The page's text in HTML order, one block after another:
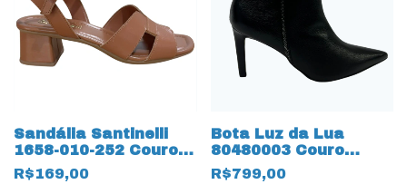
Sandália Santinelli
1658-010-252 Couro
Natural
R$169,00
Bota Luz da Lua
80480003 Couro
Natural Saara 17217
Preto
R$799,00